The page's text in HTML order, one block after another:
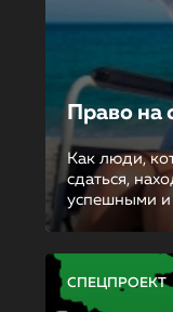
Право на
Как люди,
сдаться,
успешными и
СПЕЦПРОЕКТ